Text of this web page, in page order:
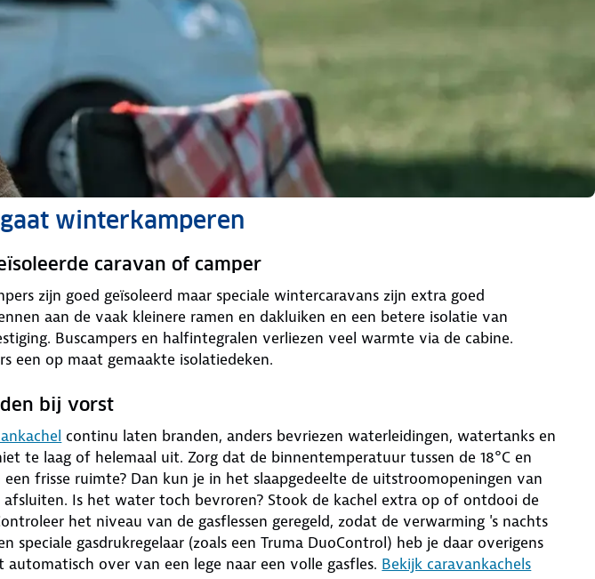
winterkamperen
caravan of camper
zijn goed geïsoleerd maar speciale wintercaravans zijn extra goed
aan de vaak kleinere ramen en dakluiken en een betere isolatie van
Buscampers en halfintegralen verliezen veel warmte via de cabine.
een op maat gemaakte isolatiedeken.
bij vorst
continu laten branden, anders bevriezen waterleidingen, watertanks en
te laag of helemaal uit. Zorg dat de binnentemperatuur tussen de 18°C en
een frisse ruimte? Dan kun je in het slaapgedeelte de uitstroomopeningen van
Is het water toch bevroren? Stook de kachel extra op of ontdooi de
het niveau van de gasflessen geregeld, zodat de verwarming 's nachts
speciale gasdrukregelaar (zoals een Truma DuoControl) heb je daar overigens
automatisch over van een lege naar een volle gasfles. Bekijk caravankachels